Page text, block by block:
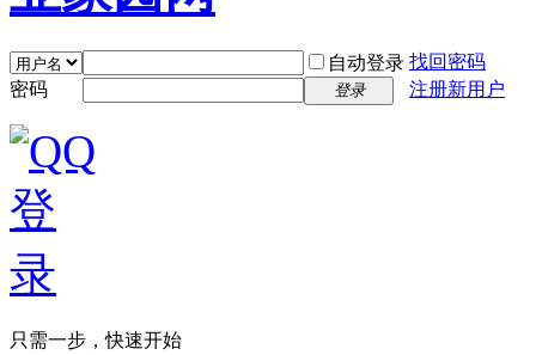
自动登录 找回密码
密码
登录 注册新用户
只需一步，快速开始